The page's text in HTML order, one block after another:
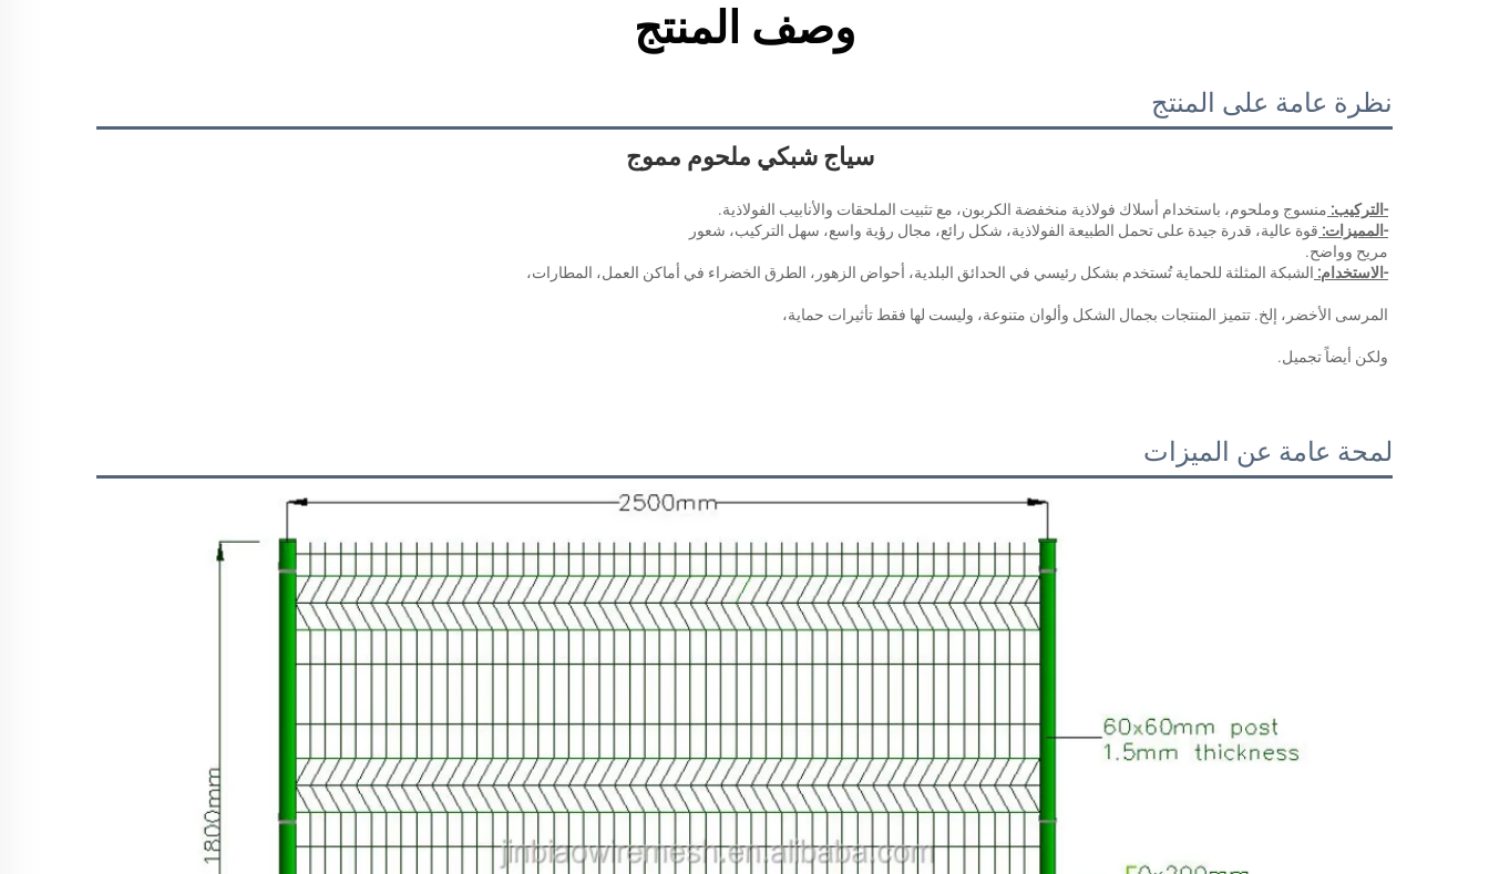
وصف المنتج
نظرة عامة على المنتج
سياج شبكي ملحوم مموج
-التركيب: منسوج وملحوم، باستخدام أسلاك فولاذية منخفضة الكربون، مع تثبيت الملحقات والأنابيب الفولاذية.
-المميزات: قوة عالية، قدرة جيدة على تحمل الطبيعة الفولاذية، شكل رائع، مجال رؤية واسع، سهل التركيب، شعور
مريح وواضح.
-الاستخدام: الشبكة المثلثة للحماية تُستخدم بشكل رئيسي في الحدائق البلدية، أحواض الزهور، الطرق الخضراء في أماكن العمل، المطارات،
المرسى الأخضر، إلخ. تتميز المنتجات بجمال الشكل وألوان متنوعة، وليست لها فقط تأثيرات حماية،
ولكن أيضاً تجميل.
لمحة عامة عن الميزات